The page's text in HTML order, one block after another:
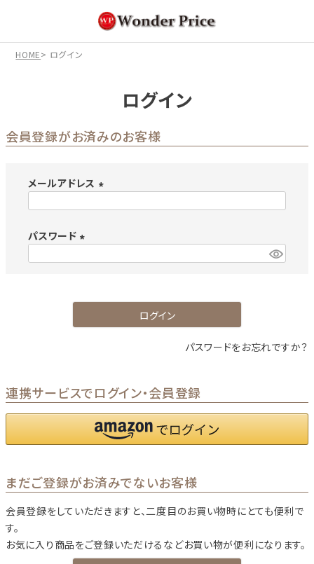
HOME ログイン
ログイン
会員登録がお済みのお客様
メールアドレス
(
パスワード
(
ログイン
パスワードをお忘れですか？
連携サービスでログイン・会員登録
まだご登録がお済みでないお客様
会員登録をしていただきますと、二度目のお買い物時にとても便利で
す。
お気に入り商品をご登録いただけるなどお買い物が便利になります。